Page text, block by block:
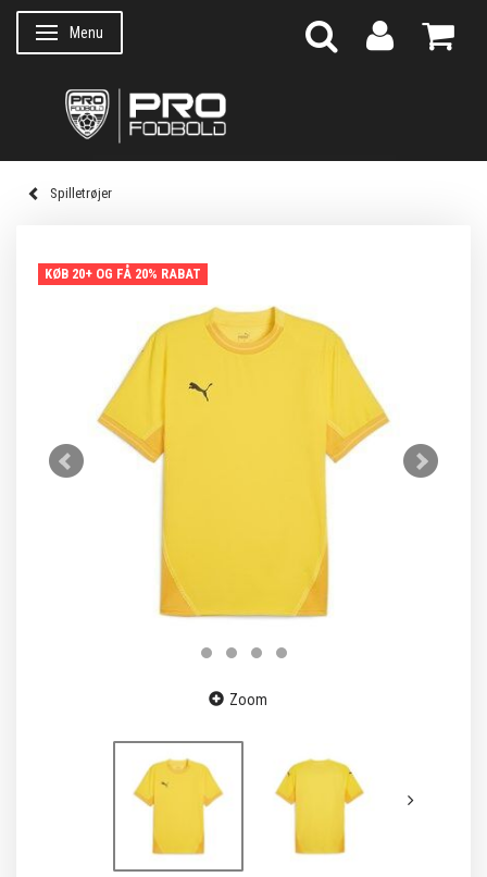
Skifte navigation
Menu
Spilletrøjer
KØB 20+ OG FÅ 20% RABAT
Zoom